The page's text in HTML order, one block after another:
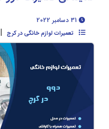
تعمیرات لوازم خانگی در کرج |